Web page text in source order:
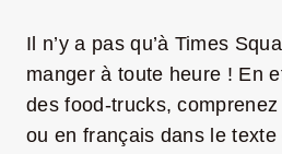
LE VELAY RECRUTE
LA ROUTE DES
Il n’y a pas qu’à Times
manger à toute heure ! En
des food-trucks,
ou en français dans le